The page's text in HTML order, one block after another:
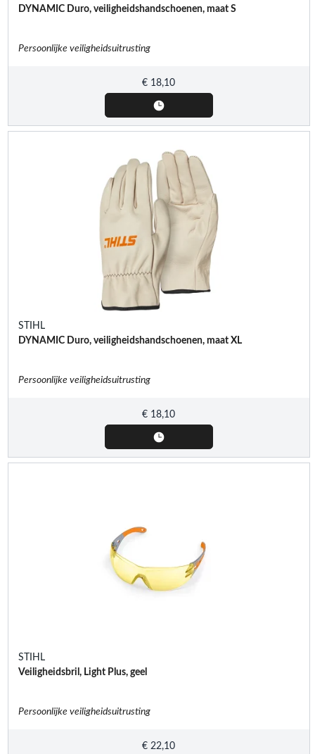
DYNAMIC Duro, veiligheidshandschoenen, maat S
Persoonlijke veiligheidsuitrusting
€ 18,10
STIHL
DYNAMIC Duro, veiligheidshandschoenen, maat XL
Persoonlijke veiligheidsuitrusting
€ 18,10
STIHL
Veiligheidsbril, Light Plus, geel
Persoonlijke veiligheidsuitrusting
€ 22,10